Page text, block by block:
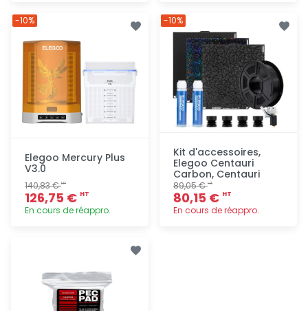
rapide
Elegoo Mercury Plus
V3.0
140,83 €HT
126,75 € HT
En cours de réappro.
-10%
Kit d'accessoires,
Elegoo Centauri
Carbon, Centauri
89,05 €HT
80,15 € HT
En cours de réappro.
-10%